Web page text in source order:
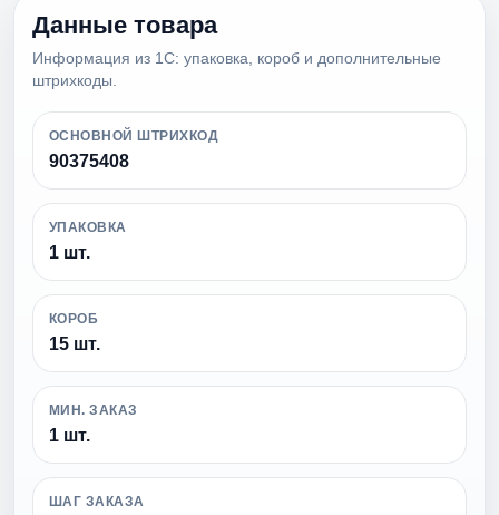
Данные товара
Информация из 1С: упаковка, короб и дополнительные
штрихкоды.
ОСНОВНОЙ ШТРИХКОД
90375408
УПАКОВКА
1 шт.
КОРОБ
15 шт.
МИН. ЗАКАЗ
1 шт.
ШАГ ЗАКАЗА